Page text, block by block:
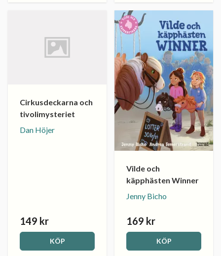
Cirkusdeckarna och
tivolimysteriet
Dan Höjer
149 kr
KÖP
Vilde och
käpphästen Winner
Jenny Bicho
169 kr
KÖP